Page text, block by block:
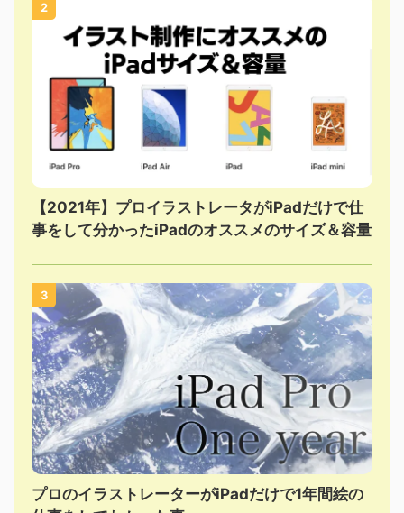
2
【2021年】プロイラストレータがiPadだけで仕
事をして分かったiPadのオススメのサイズ＆容量
3
プロのイラストレーターがiPadだけで1年間絵の